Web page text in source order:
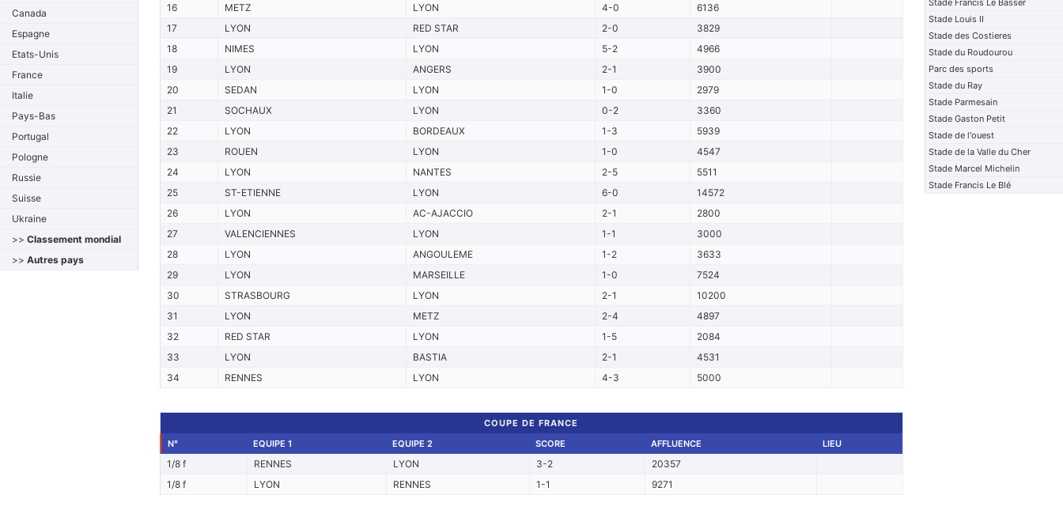
Canada
Espagne
Etats-Unis
France
Italie
Pays-Bas
Portugal
Pologne
Russie
Suisse
Ukraine
>> Classement mondial
>> Autres pays
16
METZ LYON 4-0
6136
17
LYON RED STAR 2-0
3829
18
NIMES LYON 5-2
4966
19
LYON ANGERS 2-1
3900
20
SEDAN LYON 1-0
2979
21
SOCHAUX LYON 0-2
3360
22
LYON BORDEAUX 1-3
5939
23
ROUEN LYON 1-0
4547
24
LYON NANTES 2-5
5511
25
ST-ETIENNE LYON 6-0
14572
26
LYON AC-AJACCIO 2-1
2800
27
VALENCIENNES LYON 1-1
3000
28
LYON ANGOULEME 1-2
3633
29
LYON MARSEILLE 1-0
7524
30
STRASBOURG LYON 2-1
10200
31
LYON METZ 2-4
4897
32
RED STAR LYON 1-5
2084
33
LYON BASTIA 2-1
4531
34
RENNES LYON 4-3 5000
COUPE DE FRANCE
N°
EQUIPE 1 EQUIPE 2 SCORE AFFLUENCE LIEU
1/8 f RENNES LYON 3-2
20357
1/8 f
LYON RENNES 1-1 9271
Stade Francis Le Basser
Stade Louis II
Stade des Costieres
Stade du Roudourou
Parc des sports
Stade du Ray
Stade Parmesain
Stade Gaston Petit
Stade de l'ouest
Stade de la Valle du Cher
Stade Marcel Michelin
Stade Francis Le Blé